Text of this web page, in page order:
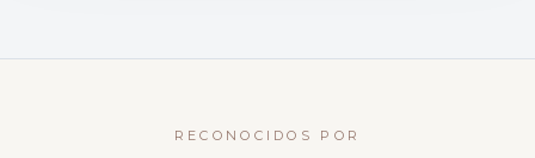
RECONOCIDOS POR